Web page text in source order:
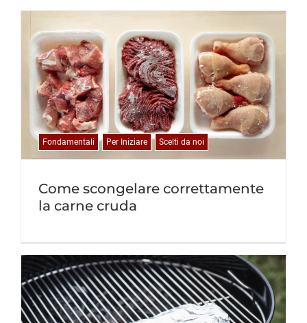
Come scongelare correttamente
la carne cruda
Fondamentali Per Iniziare Scelti da noi